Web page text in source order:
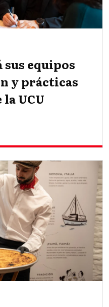
equipos
y prácticas
UCU